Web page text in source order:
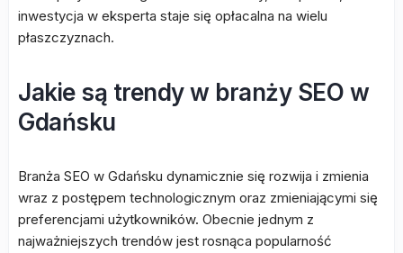
inwestycja w eksperta staje się opłacalna na wielu
płaszczyznach.
Jakie są trendy w branży SEO w
Gdańsku
Branża SEO w Gdańsku dynamicznie się rozwija i zmienia
wraz z postępem technologicznym oraz zmieniającymi się
preferencjami użytkowników. Obecnie jednym z
najważniejszych trendów jest rosnąca popularność